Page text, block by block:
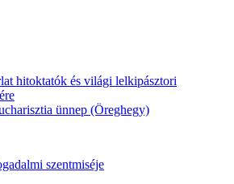
hitoktatók és világi lelkipásztori
ünnep (Öreghegy)
szentmiséje